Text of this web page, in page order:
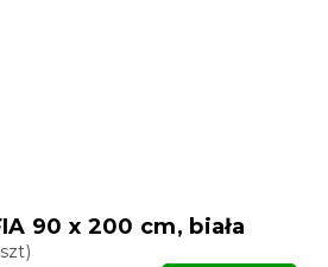
90 x 200 cm, biała